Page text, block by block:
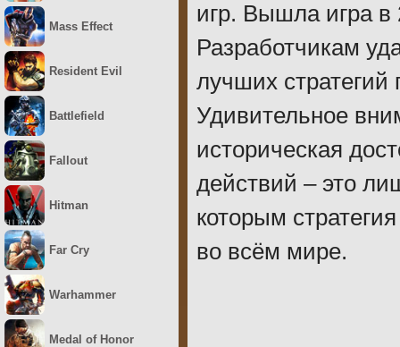
игр. Вышла игра в
Разработчикам
лучших
Удивительное
историческая
действий – это
которым
во всём мире.
Mass Effect
Resident Evil
Battlefield
Fallout
Hitman
Far Cry
Warhammer
Medal of Honor